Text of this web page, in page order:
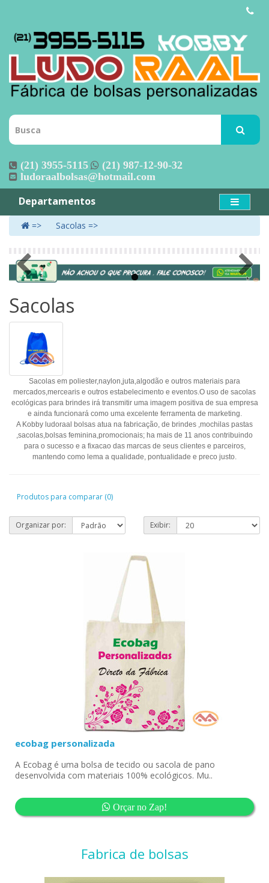
(21) 3955-5115
(21) 987-12-90-32
ludoraalbolsas@hotmail.com
Departamentos
Sacolas
Sacolas
Sacolas em poliester,naylon,juta,algodão e outros materiais para
mercados,mercearis e outros estabelecimento e eventos.O uso de sacolas
ecológicas para brindes irá transmitir uma imagem positiva de sua empresa
e ainda funcionará como uma excelente ferramenta de marketing.
A Kobby ludoraal bolsas atua na fabricação, de brindes ,mochilas pastas
,sacolas,bolsas feminina,promocionais; ha mais de 11 anos contribuindo
para o sucesso e a fixacao das marcas de seus clientes e parceiros,
mantendo como lema a qualidade, pontualidade e preco justo.
Produtos para comparar (0)
Organizar por: Exibir:
ecobag personalizada
A Ecobag é uma bolsa de tecido ou sacola de pano
desenvolvida com materiais 100% ecológicos. Mu..
Orçar no Zap!
Fabrica de bolsas